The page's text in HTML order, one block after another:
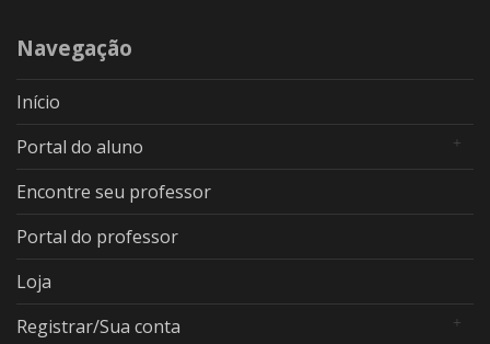
Navegação
Início
Portal do aluno
Encontre seu professor
Portal do professor
Loja
Registrar/Sua conta